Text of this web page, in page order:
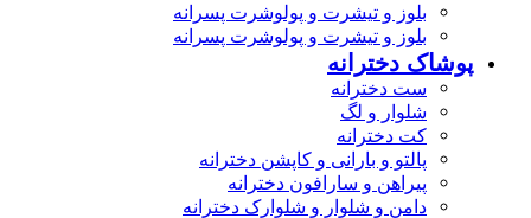
بلوز و تیشرت و پولوشرت پسرانه
بلوز و تیشرت و پولوشرت پسرانه
پوشاک دخترانه
ست دخترانه
شلوار و لگ
کت دخترانه
پالتو و بارانی و کاپشن دخترانه
پیراهن و سارافون دخترانه
دامن و شلوار و شلوارک دخترانه